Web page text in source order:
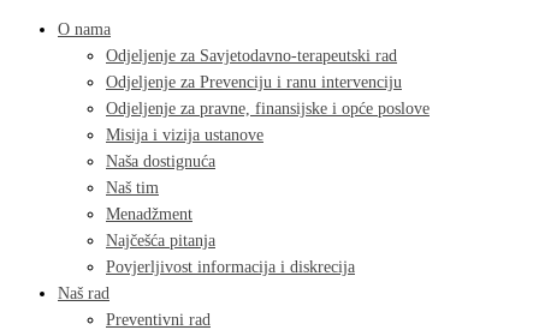
O nama
Odjeljenje za Savjetodavno-terapeutski rad
Odjeljenje za Prevenciju i ranu intervenciju
Odjeljenje za pravne, finansijske i opće poslove
Misija i vizija ustanove
Naša dostignuća
Naš tim
Menadžment
Najčešća pitanja
Povjerljivost informacija i diskrecija
Naš rad
Preventivni rad